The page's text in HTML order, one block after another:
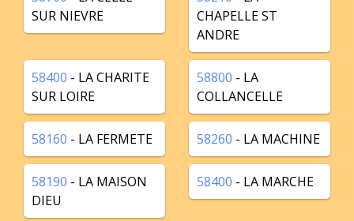
SUR NIEVRE
CHAPELLE ST
ANDRE
58400 - LA CHARITE
SUR LOIRE
58800 - LA
COLLANCELLE
58160 - LA FERMETE 58260 - LA MACHINE
58190 - LA MAISON
DIEU
58400 - LA MARCHE